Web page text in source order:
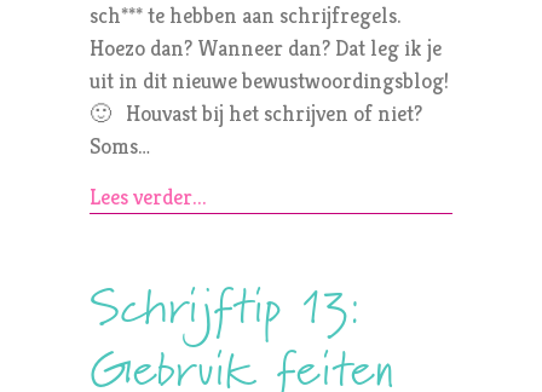
sch*** te hebben aan schrijfregels.
Hoezo dan? Wanneer dan? Dat leg ik je
uit in dit nieuwe bewustwoordingsblog!
🙂 Houvast bij het schrijven of niet?
Soms…
Lees verder...
Schrijftip 13:
Gebruik feiten